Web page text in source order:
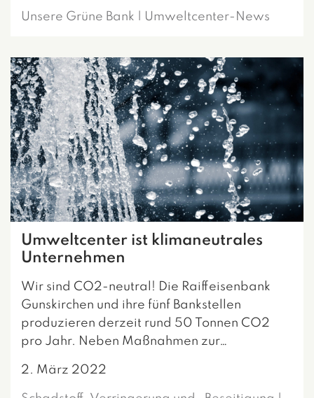
Unsere Grüne Bank | Umweltcenter-News
Umweltcenter ist klimaneutrales
Unternehmen
Wir sind CO2-neutral! Die Raiffeisenbank
Gunskirchen und ihre fünf Bankstellen
produzieren derzeit rund 50 Tonnen CO2
pro Jahr. Neben Maßnahmen zur…
2. März 2022